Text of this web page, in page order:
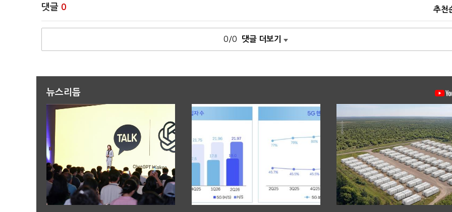
댓글 0 추천
0/0 댓글 더보기
뉴스리듬